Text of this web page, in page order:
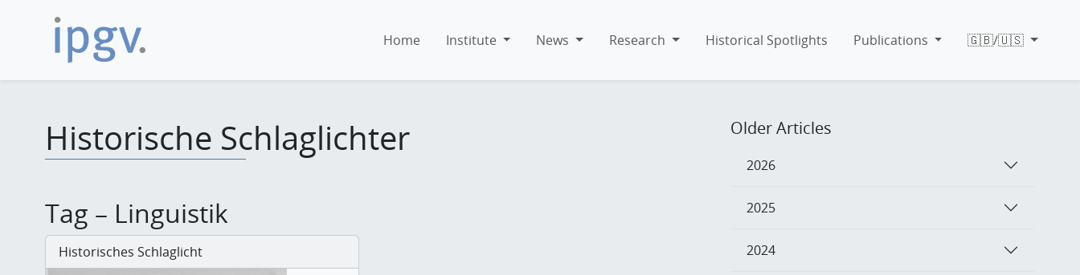
Home Institute News Research Historical Spotlights Publications 🇬🇧/🇺🇸
Historische Schlaglichter
Tag – Linguistik
Historisches Schlaglicht
Older Articles
2026
2025
2024